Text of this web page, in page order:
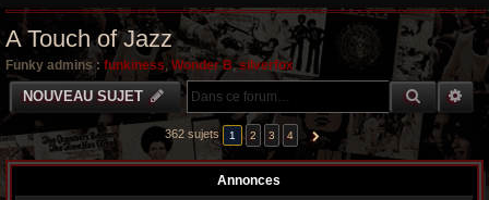
e
h
r
A Touch of Jazz
Funky admins : funkiness, Wonder B,silverfox
NOUVEAU SUJET
362 sujets 1 2 3 4 SUIVANTE
Annonces